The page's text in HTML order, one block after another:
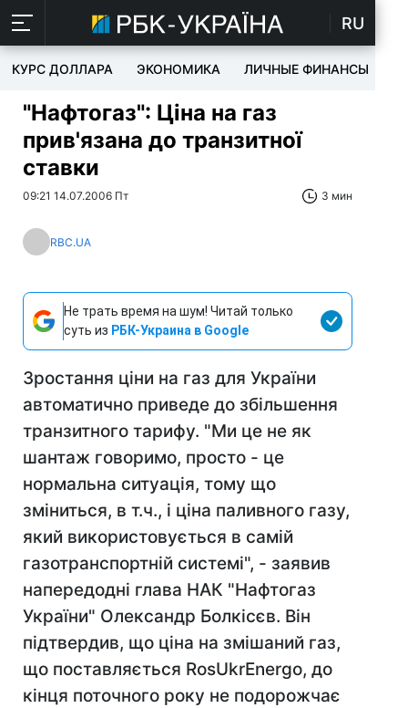
RU
КУРС ДОЛЛАРА ЭКОНОМИКА ЛИЧНЫЕ ФИНАНСЫ
"Нафтогаз": Ціна на газ
прив'язана до транзитної
ставки
09:21 14.07.2006 Пт 3 мин
RBC.UA
Не трать время на шум! Читай только
суть из РБК-Украина в Google
Зростання ціни на газ для України
автоматично приведе до збільшення
транзитного тарифу. "Ми це не як
шантаж говоримо, просто - це
нормальна ситуація, тому що
зміниться, в т.ч., і ціна паливного газу,
який використовується в самій
газотранспортній системі", - заявив
напередодні глава НАК "Нафтогаз
України" Олександр Болкісєв. Він
підтвердив, що ціна на змішаний газ,
що поставляється RosUkrEnergo, до
кінця поточного року не подорожчає